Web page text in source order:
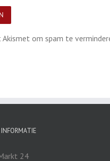
om spam te
24